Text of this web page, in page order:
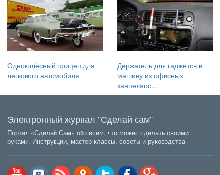
Одноколёсный прицеп для
легкового автомобиля
Держатель для гаджетов в
машину из офисных
канцелярс...
Электронный журнал "Сделай сам"
Портал «Сделай Сам» обо всем, что можно сделать своими
руками. Инструкции, мастер-классы, советы и руководства